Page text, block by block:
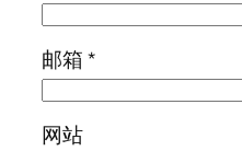
邮箱*
网站